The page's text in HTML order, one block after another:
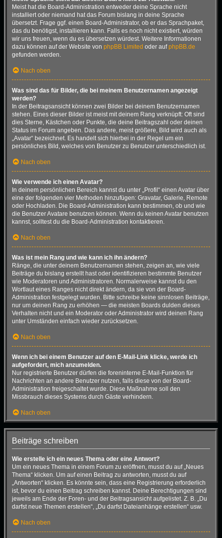
Meist hat die Board-Administration entweder deine Sprache nicht
installiert oder niemand hat das Forum bislang in deine Sprache
übersetzt. Frage ggf. einen Board-Administrator, ob er das Sprachpaket,
das du benötigst, installieren kann. Falls es noch nicht existiert, würden
wir uns freuen, wenn du es übersetzen würdest. Weitere Informationen
dazu können auf der Website von phpBB Limited oder aufphpBB.de
gefunden werden.
Nach oben
Was sind das für Bilder, die bei meinem Benutzernamen angezeigt
werden?
In der Beitragsansicht können zwei Bilder bei deinem Benutzernamen
stehen. Eines dieser Bilder ist meist mit deinem Rang verknüpft: Oft sind
dies Sterne, Kästchen oder Punkte, die deine Beitragszahl oder deinen
Status im Forum angeben. Das andere, meist größere, Bild wird auch als
„Avatar“ bezeichnet. Es handelt sich hierbei in der Regel um ein
persönliches Bild, welches von Benutzer zu Benutzer unterschiedlich ist.
Nach oben
Wie verwende ich einen Avatar?
In deinem persönlichen Bereich kannst du unter „Profil“ einen Avatar über
eine der folgenden vier Methoden hinzufügen: Gravatar, Galerie, Remote
oder Hochladen. Die Board-Administration kann bestimmen, ob und wie
die Benutzer Avatare benutzen können. Wenn du keinen Avatar benutzen
kannst, solltest du die Board-Administration kontaktieren.
Nach oben
Was ist mein Rang und wie kann ich ihn ändern?
Ränge, die unter deinem Benutzernamen stehen, zeigen an, wie viele
Beiträge du bislang erstellt hast oder identifizieren bestimmte Benutzer
wie Moderatoren und Administratoren. Normalerweise kannst du den
Wortlaut eines Ranges nicht direkt ändern, da sie von der Board-
Administration festgelegt wurden. Bitte schreibe keine sinnlosen Beiträge,
nur um deinen Rang zu erhöhen — die meisten Boards dulden dieses
Verhalten nicht und ein Moderator oder Administrator wird deinen Rang
unter Umständen einfach wieder zurücksetzen.
Nach oben
Wenn ich bei einem Benutzer auf den E-Mail-Link klicke, werde ich
aufgefordert, mich anzumelden.
Nur registrierte Benutzer dürfen die foreninterne E-Mail-Funktion für
Nachrichten an andere Benutzer nutzen, falls diese von der Board-
Administration freigeschaltet wurde. Diese Maßnahme soll den
Missbrauch dieses Systems durch Gäste verhindern.
Nach oben
Beiträge schreiben
Wie erstelle ich ein neues Thema oder eine Antwort?
Um ein neues Thema in einem Forum zu eröffnen, musst du auf „Neues
Thema“ klicken. Um auf einen Beitrag zu antworten, musst du auf
„Antworten“ klicken. Es könnte sein, dass eine Registrierung erforderlich
ist, bevor du einen Beitrag schreiben kannst. Deine Berechtigungen sind
jeweils am Ende der Foren- und der Beitragsansicht aufgelistet. Z. B. „Du
darfst neue Themen erstellen“, „Du darfst Dateianhänge erstellen“ usw.
Nach oben